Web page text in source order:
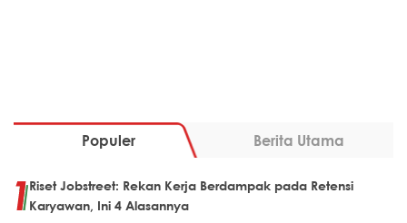
Populer Berita Utama
Riset Jobstreet: Rekan Kerja Berdampak pada Retensi
Karyawan, Ini 4 Alasannya